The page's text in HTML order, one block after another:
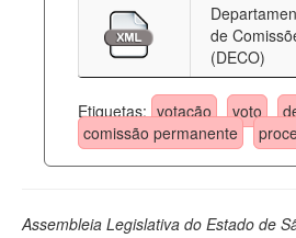
de
(DECO)
Etiquetas: votação voto
comissão permanente
Assembleia Legislativa do Estado de